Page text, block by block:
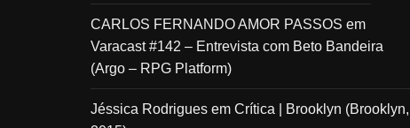
CARLOS FERNANDO AMOR PASSOS em
Varacast #142 – Entrevista com Beto Bandeira
(Argo – RPG Platform)
Jéssica Rodrigues em Crítica | Brooklyn (Brooklyn,